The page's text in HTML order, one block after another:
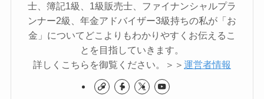
士、簿記1級、1級販売士、ファイナンシャルプラ
ンナー2級、年金アドバイザー3級持ちの私が「お
金」についてどこよりもわかりやすくお伝えるこ
とを目指していきます。
詳しくこちらを御覧ください。＞＞ 運営者情報